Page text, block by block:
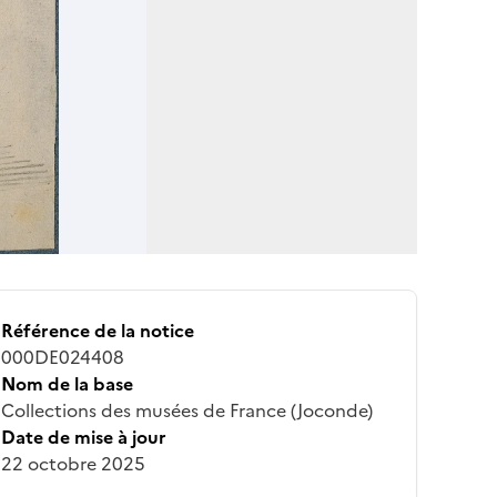
Référence de la notice
000DE024408
Nom de la base
Collections des musées de France (Joconde)
Date de mise à jour
22 octobre 2025